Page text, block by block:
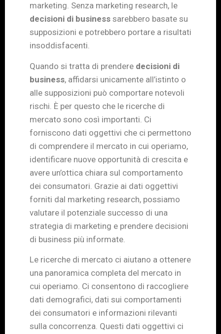
marketing. Senza marketing research, le
decisioni di business sarebbero basate su
supposizioni e potrebbero portare a risultati
insoddisfacenti.
Quando si tratta di prendere decisioni di
business, affidarsi unicamente all’istinto o
alle supposizioni può comportare notevoli
rischi. È per questo che le ricerche di
mercato sono così importanti. Ci
forniscono dati oggettivi che ci permettono
di comprendere il mercato in cui operiamo,
identificare nuove opportunità di crescita e
avere un’ottica chiara sul comportamento
dei consumatori. Grazie ai dati oggettivi
forniti dal marketing research, possiamo
valutare il potenziale successo di una
strategia di marketing e prendere decisioni
di business più informate.
Le ricerche di mercato ci aiutano a ottenere
una panoramica completa del mercato in
cui operiamo. Ci consentono di raccogliere
dati demografici, dati sui comportamenti
dei consumatori e informazioni rilevanti
sulla concorrenza. Questi dati oggettivi ci